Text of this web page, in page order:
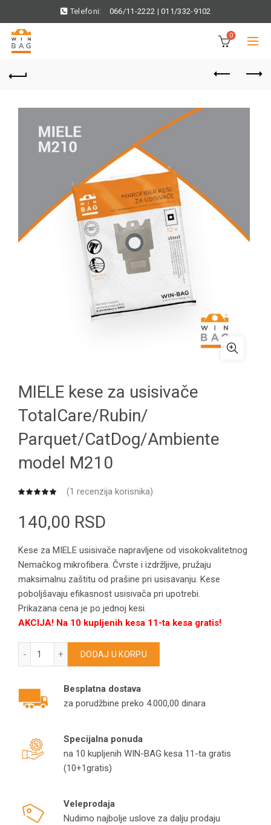
Telefoni: 066/11-2222 |011/332-9102
0
MIELE kese za usisivače
TotalCare/Rubin/
Parquet/CatDog/Ambiente
model M210
(1 recenzija korisnika)
140,00 RSD
Kese za MIELE usisivače napravljene od visokokvalitetnog
Nemačkog mikrofibera. Čvrste i izdržljive, pružaju
maksimalnu zaštitu od prašine pri usisavanju. Kese
poboljšavaju efikasnost usisivača pri upotrebi.
Prikazana cena je po jednoj kesi.
AKCIJA! Na 10 kupljenih kesa 11-ta kesa gratis!
MIELE kese za usisivače TotalCare/Rubin/ Parquet/
DODAJ U KORPU
Besplatna dostava
za porudžbine preko 4.000,00 dinara
Specijalna ponuda
na 10 kupljenih WIN-BAG kesa 11-ta gratis
(10+1gratis)
Veleprodaja
Nudimo najbolje uslove za dalju prodaju